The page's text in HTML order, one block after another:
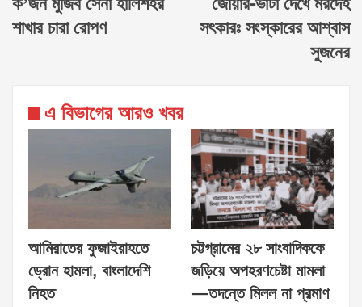
শাখার চারা রোপণ
সৎকারঃ সংস্কারের আশ্বাস
সুজনের
এ বিভাগের আরও খবর
আমিরাতের ফুজাইরাহতে
ড্রোন হামলা, বাংলাদেশি
নিহত
চট্টগ্রামের ২৮ সাংবাদিককে
জড়িয়ে অপহরণচেষ্টা মামলা
—তদন্তে মিলল না প্রমাণ